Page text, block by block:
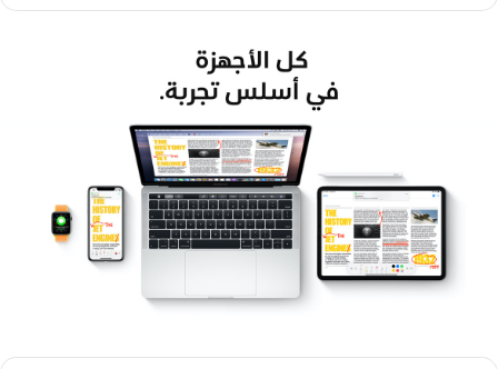
بهاتف “آيفون برو-12” الحالي أن الإطار المخصص للكاميرا الأمامية
وحساساتها على شاشة “آيفون-13” المنتظر سيكون أصغر من ذلك
الموجود في هواتف “آيفون-12” الحالية، ما سينعكس على زيادة
كما يظهر في الفيديو أن التصميم الخارجي وشكل الإطارات المحيطة
بهيكل هاتف”آيفون-13″، وتوضع الأزرار على الهيكل لن يختلف عما
هو عليه في هواتف “آيفون-12” الحالية.